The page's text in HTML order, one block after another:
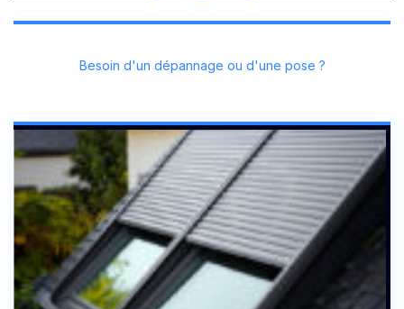
Besoin d'un dépannage ou d'une pose ?